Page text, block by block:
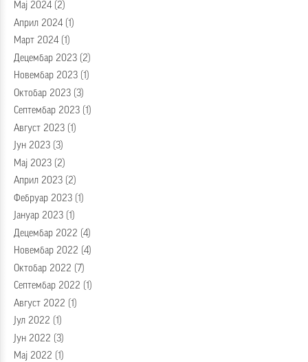
Мај 2024 (2)
Април 2024 (1)
Март 2024 (1)
Децембар 2023 (2)
Новембар 2023 (1)
Октобар 2023 (3)
Септембар 2023 (1)
Август 2023 (1)
Јун 2023 (3)
Мај 2023 (2)
Април 2023 (2)
Фебруар 2023 (1)
Јануар 2023 (1)
Децембар 2022 (4)
Новембар 2022 (4)
Октобар 2022 (7)
Септембар 2022 (1)
Август 2022 (1)
Јул 2022 (1)
Јун 2022 (3)
Мај 2022 (1)